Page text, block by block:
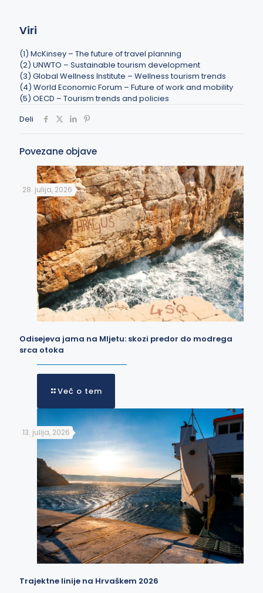
Viri
(1) McKinsey – The future of travel planning
(2) UNWTO – Sustainable tourism development
(3) Global Wellness Institute – Wellness tourism trends
(4) World Economic Forum – Future of work and mobility
(5) OECD – Tourism trends and policies
Deli
Povezane objave
28. julija, 2026
Odisejeva jama na Mljetu: skozi predor do modrega
srca otoka
Več o tem
13. julija, 2026
Trajektne linije na Hrvaškem 2026